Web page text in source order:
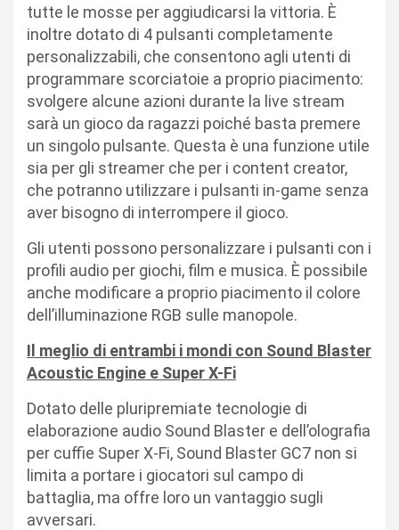
tutte le mosse per aggiudicarsi la vittoria. È
inoltre dotato di 4 pulsanti completamente
personalizzabili, che consentono agli utenti di
programmare scorciatoie a proprio piacimento:
svolgere alcune azioni durante la live stream
sarà un gioco da ragazzi poiché basta premere
un singolo pulsante. Questa è una funzione utile
sia per gli streamer che per i content creator,
che potranno utilizzare i pulsanti in-game senza
aver bisogno di interrompere il gioco.
Gli utenti possono personalizzare i pulsanti con i
profili audio per giochi, film e musica. È possibile
anche modificare a proprio piacimento il colore
dell’illuminazione RGB sulle manopole.
Il meglio di entrambi i mondi con Sound Blaster
Acoustic Engine e Super X-Fi
Dotato delle pluripremiate tecnologie di
elaborazione audio Sound Blaster e dell’olografia
per cuffie Super X-Fi, Sound Blaster GC7 non si
limita a portare i giocatori sul campo di
battaglia, ma offre loro un vantaggio sugli
avversari.